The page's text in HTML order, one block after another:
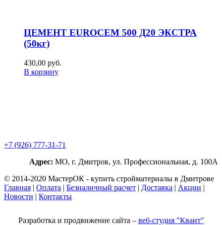
ЦЕМЕНТ EUROCEM 500 Д20 ЭКСТРА
(50кг)
430,00 руб.
В корзину
+7 (926) 777-31-71
Адрес: МО, г. Дмитров, ул. Профессиональная, д. 100А
© 2014-2020 МастерОК - купить стройматериалы в Дмитрове
Главная | Оплата | Безналичный расчет | Доставка | Акции |
Новости | Контакты
Разработка и продвижение сайта – веб-студия "Квант"